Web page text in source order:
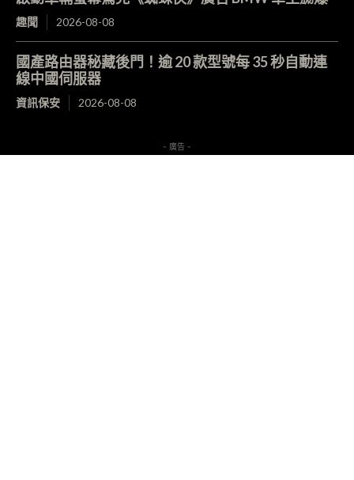
趣聞 2026-08-08
國產路由器秘藏後門！逾 20 款型號每 35 秒自動連
線中國伺服器
資訊保安 2026-08-08
- 廣告 -